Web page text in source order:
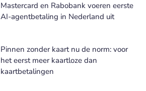
Mastercard en Rabobank voeren eerste
AI-agentbetaling in Nederland uit
Pinnen zonder kaart nu de norm: voor
het eerst meer kaartloze dan
kaartbetalingen